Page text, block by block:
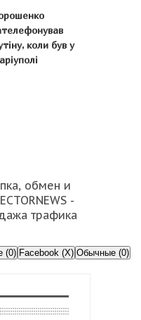
коли був у
обмен и
-
трафика
(0) Facebook (X) Обычные (0)